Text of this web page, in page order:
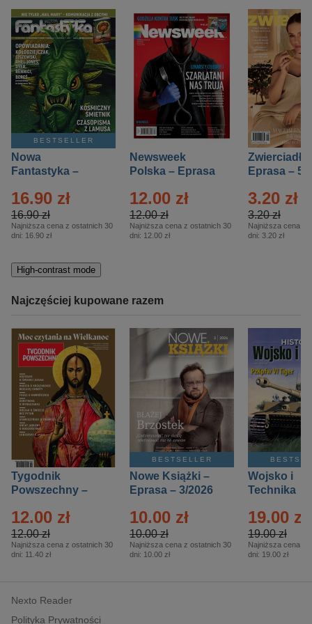
BESTSELLER
Nowa
Fantastyka –
16.90 zł
16.90 zł
Najniższa cena z ostatnich 30
dni: 16.90 zł
Newsweek
Polska – Eprasa
12.00 zł
12.00 zł
Najniższa cena z ostatnich 30
dni: 12.00 zł
Zwierciadło
Eprasa – 5/
3.20 zł
3.20 zł
Najniższa cena z
dni: 3.20 zł
High-contrast mode
Najczęściej kupowane razem
Tygodnik
Powszechny –
12.00 zł
12.00 zł
Najniższa cena z ostatnich 30
dni: 11.40 zł
BESTSELLER
Nowe Książki –
Eprasa – 3/2026
10.00 zł
10.00 zł
Najniższa cena z ostatnich 30
dni: 10.00 zł
Wojsko i
Technika
– 2/2026
19.00 zł
19.00 zł
Najniższa cena z
dni: 19.00 zł
Nexto Reader
Polityka Prywatności